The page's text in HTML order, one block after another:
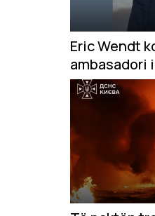
Eric Wendt
ambasadori